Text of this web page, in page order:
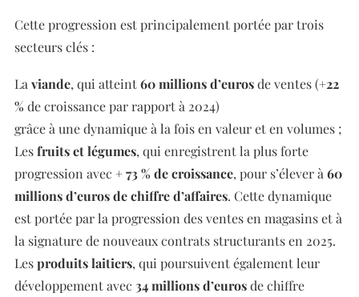
Cette progression est principalement portée par trois
secteurs clés :
La viande, qui atteint60 millionsd’eurosde ventes (+22
% de croissance par rapport à 2024)
grâce à une dynamique à la fois en valeur et en volumes ;
Lesfruits et légumes, qui enregistrent la plus forte
progression avec + 73 % de croissance, pour s’élever à 60
millions d’euros de chiffre d’affaires. Cette dynamique
est portée par la progression des ventes en magasins et à
la signature de nouveaux contrats structurants en 2025.
Lesproduits laitiers, qui poursuivent également leur
développement avec 34 millions d’eurosde chiffre